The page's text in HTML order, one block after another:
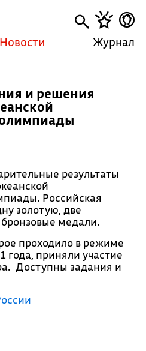
Новости Журнал
и решения
результаты
Российская
золотую, две
медали.
проходило в режиме
года, приняли участие
Доступны задания и